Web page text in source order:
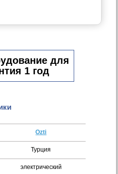
для
1 год
Ozti
Турция
электрический